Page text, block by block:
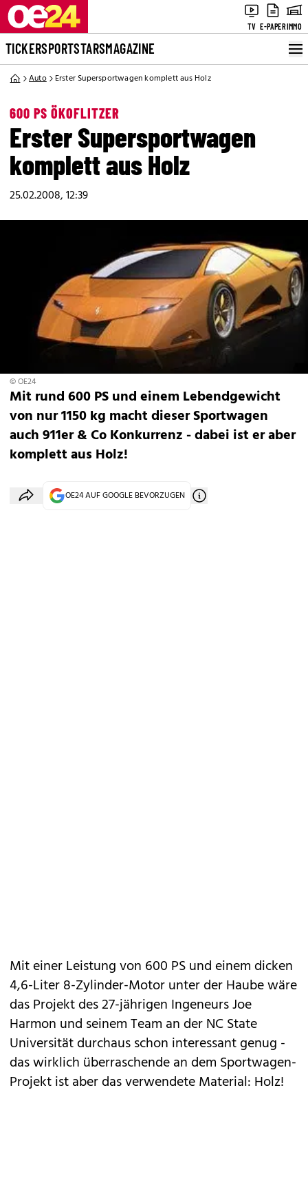
TV E-PAPERIMMO
TICKERSPORTSTARSMAGAZINE
Auto Erster Supersportwagen komplett aus Holz
600 PS ÖKOFLITZER
Erster Supersportwagen
komplett aus Holz
25.02.2008, 12:39
© OE24
Mit rund 600 PS und einem Lebendgewicht
von nur 1150 kg macht dieser Sportwagen
auch 911er & Co Konkurrenz - dabei ist er aber
komplett aus Holz!
OE24 AUF GOOGLE BEVORZUGEN
Mit einer Leistung von 600 PS und einem dicken
4,6-Liter 8-Zylinder-Motor unter der Haube wäre
das Projekt des 27-jährigen Ingeneurs Joe
Harmon und seinem Team an der NC State
Universität durchaus schon interessant genug -
das wirklich überraschende an dem Sportwagen-
Projekt ist aber das verwendete Material: Holz!